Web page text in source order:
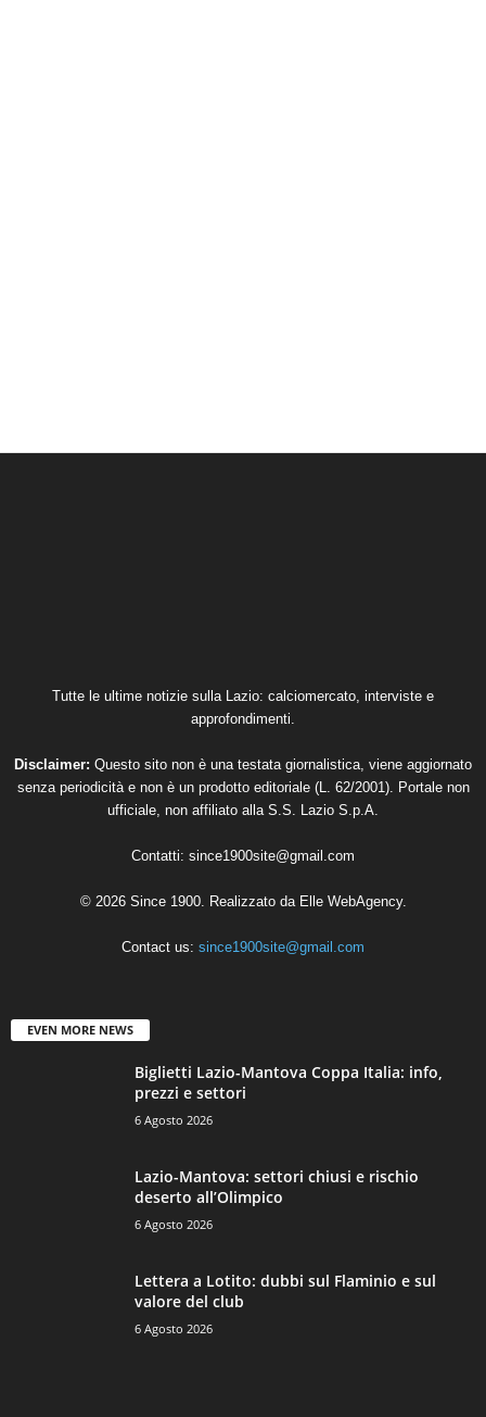
Tutte le ultime notizie sulla Lazio: calciomercato, interviste e
approfondimenti.
Disclaimer: Questo sito non è una testata giornalistica, viene aggiornato
senza periodicità e non è un prodotto editoriale (L. 62/2001). Portale non
ufficiale, non affiliato alla S.S. Lazio S.p.A.
Contatti: since1900site@gmail.com
© 2026 Since 1900. Realizzato da Elle WebAgency.
Contact us: since1900site@gmail.com
EVEN MORE NEWS
Biglietti Lazio-Mantova Coppa Italia: info,
prezzi e settori
6 Agosto 2026
Lazio-Mantova: settori chiusi e rischio
deserto all’Olimpico
6 Agosto 2026
Lettera a Lotito: dubbi sul Flaminio e sul
valore del club
6 Agosto 2026